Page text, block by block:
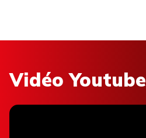
Vidéo Youtube